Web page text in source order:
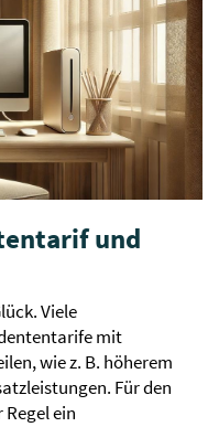
und
Viele
mit
wie z. B. höherem
Für den
ein